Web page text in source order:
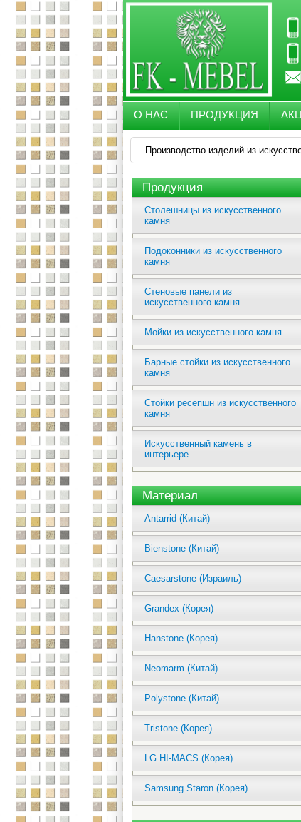
О НАС ПРОДУКЦИЯ
Производство изделий из
Продукция
Столешницы из искусственного
камня
Подоконники из искусственного
камня
Стеновые панели из
искусственного камня
Мойки из искусственного камня
Барные стойки из искусственного
камня
Стойки ресепшн из искусственного
камня
Искусственный камень в
интерьере
Материал
Antarrid (Китай)
Bienstone (Китай)
Caesarstone (Израиль)
Grandex (Корея)
Hanstone (Корея)
Neomarm (Китай)
Polystone (Китай)
Tristone (Корея)
LG HI-MACS (Корея)
Samsung Staron (Корея)